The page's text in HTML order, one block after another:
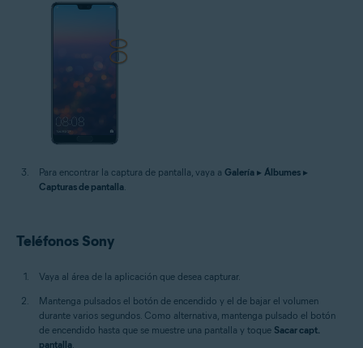
Para encontrar la captura de pantalla, vaya a Galería ▸ Álbumes ▸
Capturas de pantalla.
Teléfonos Sony
Vaya al área de la aplicación que desea capturar.
Mantenga pulsados el botón de encendido y el de bajar el volumen
durante varios segundos. Como alternativa, mantenga pulsado el botón
de encendido hasta que se muestre una pantalla y toque Sacar capt.
pantalla.